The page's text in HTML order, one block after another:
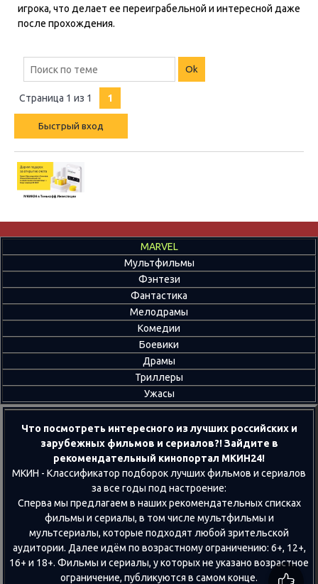
игрока, что делает ее переиграбельной и интересной даже
после прохождения.
Страница 1 из 1 1
MARVEL
Мультфильмы
Фэнтези
Фантастика
Мелодрамы
Комедии
Боевики
Драмы
Триллеры
Ужасы
Что посмотреть интересного из лучших российских и
зарубежных фильмов и сериалов?! Зайдите в
рекомендательный кинопортал МКИН24!
МКИН - Классификатор подборок лучших фильмов и сериалов
за все годы под настроение:
Сперва мы предлагаем в наших рекомендательных списках
фильмы и сериалы, в том числе мультфильмы и
мультсериалы, которые подходят любой зрительской
аудитории. Далее идём по возрастному ограничению: 6+, 12+,
16+ и 18+. Фильмы и сериалы, у которых не указано возрастное
ограничение, публикуются в самом конце.